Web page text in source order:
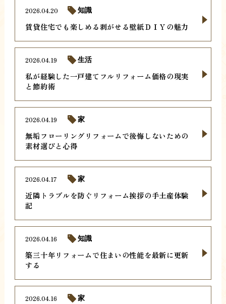
賃貸住宅でも楽しめる剥がせる壁紙ＤＩＹの魅力
2026.04.20 知識
私が経験した一戸建てフルリフォーム価格の現実
と節約術
2026.04.19 生活
無垢フローリングリフォームで後悔しないための
素材選びと心得
2026.04.19 家
近隣トラブルを防ぐリフォーム挨拶の手土産体験
記
2026.04.17 家
築三十年リフォームで住まいの性能を最新に更新
する
2026.04.16 知識
2026.04.16 家